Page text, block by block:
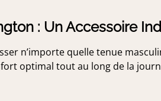
: Un Accessoire
n’importe quelle tenue
optimal tout au long de la